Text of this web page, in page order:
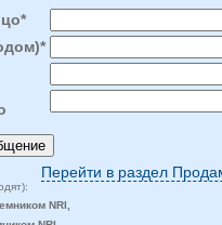
Перейти в раздел
NRI,